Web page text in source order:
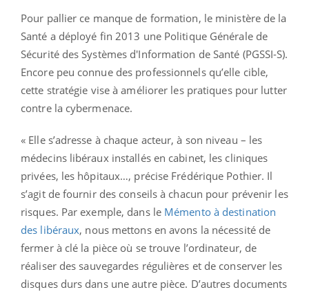
Pour pallier ce manque de formation, le ministère de la
Santé a déployé fin 2013 une Politique Générale de
Sécurité des Systèmes d'Information de Santé (PGSSI-S).
Encore peu connue des professionnels qu’elle cible,
cette stratégie vise à améliorer les pratiques pour lutter
contre la cybermenace.
« Elle s’adresse à chaque acteur, à son niveau – les
médecins libéraux installés en cabinet, les cliniques
privées, les hôpitaux…, précise Frédérique Pothier. Il
s’agit de fournir des conseils à chacun pour prévenir les
risques. Par exemple, dans le Mémento à destination
des libéraux, nous mettons en avons la nécessité de
fermer à clé la pièce où se trouve l’ordinateur, de
réaliser des sauvegardes régulières et de conserver les
disques durs dans une autre pièce. D’autres documents